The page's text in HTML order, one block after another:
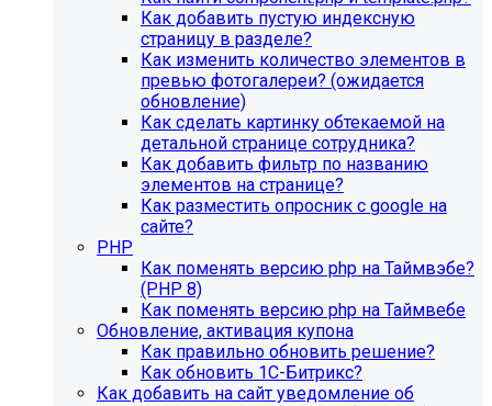
Как добавить пустую индексную
страницу в разделе?
Как изменить количество элементов в
превью фотогалереи? (ожидается
обновление)
Как сделать картинку обтекаемой на
детальной странице сотрудника?
Как добавить фильтр по названию
элементов на странице?
Как разместить опросник с google на
сайте?
PHP
Как поменять версию php на Таймвэбе?
(PHP 8)
Как поменять версию php на Таймвебе
Обновление, активация купона
Как правильно обновить решение?
Как обновить 1С-Битрикс?
Как добавить на сайт уведомление об